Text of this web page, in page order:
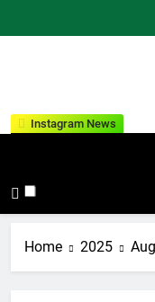
Instagram News
Home 2025